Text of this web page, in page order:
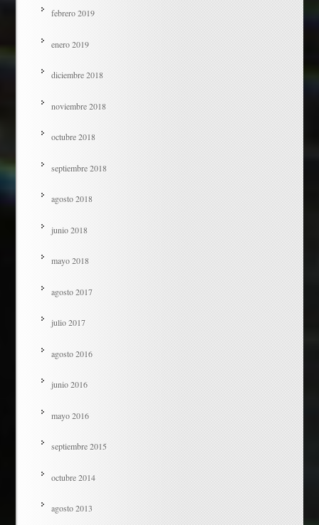
febrero 2019
enero 2019
diciembre 2018
noviembre 2018
octubre 2018
septiembre 2018
agosto 2018
junio 2018
mayo 2018
agosto 2017
julio 2017
agosto 2016
junio 2016
mayo 2016
septiembre 2015
octubre 2014
agosto 2013